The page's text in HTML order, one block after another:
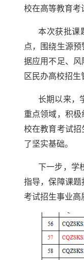
校在高等教育考
本次获批课
点，围绕生源
据应用不足、
区民办高校招生
长期以来，
重点领域，积
校在教育考试
了坚实基础。
下一步，学
指导，保障课
考试招生事业高